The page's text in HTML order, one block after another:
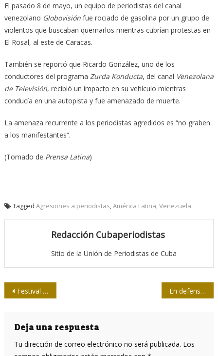
El pasado 8 de mayo, un equipo de periodistas del canal
venezolano Globovisiónfue rociado de gasolina por un grupo de
violentos que buscaban quemarlos mientras cubrían protestas en
El Rosal, al este de Caracas.
También se reportó que Ricardo González, uno de los
conductores del programa Zurda Konducta, del canal Venezolana
de Televisión, recibió un impacto en su vehículo mientras
conducía en una autopista y fue amenazado de muerte.
La amenaza recurrente a los periodistas agredidos es “no graben
a los manifestantes”.
(Tomado de Prensa Latina)
Tagged Agresiones a periodistas,América Latina,Venezuela
Redacción Cubaperiodistas
Sitio de la Unión de Periodistas de Cuba
Navegación
entradas
Festival Provincial de la Radio, para mirarse por dentro En defensa de la historieta cubana
Deja una respuesta
Tu dirección de correo electrónico no será publicada. Los